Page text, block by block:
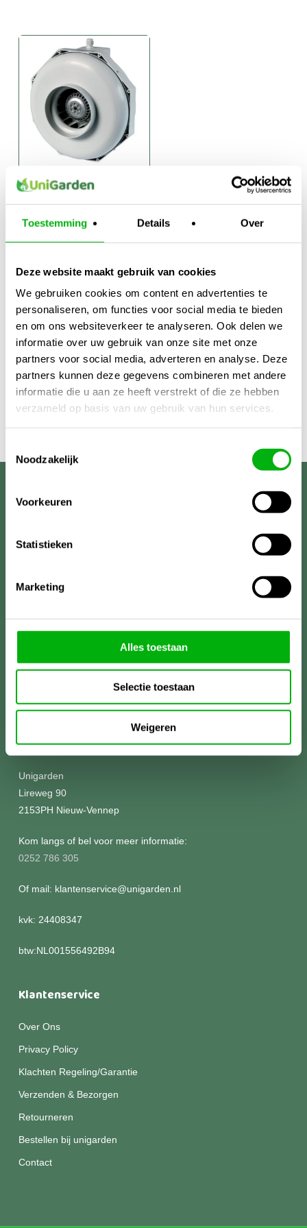
Toestemming Details Over
Deze website maakt gebruik van cookies
We gebruiken cookies om content en advertenties te
personaliseren, om functies voor social media te bieden
en om ons websiteverkeer te analyseren. Ook delen we
informatie over uw gebruik van onze site met onze
partners voor social media, adverteren en analyse. Deze
partners kunnen deze gegevens combineren met andere
informatie die u aan ze heeft verstrekt of die ze hebben
verzameld op basis van uw gebruik van hun services.
Noodzakelijk
Voorkeuren
Statistieken
Marketing
Alles toestaan
Selectie toestaan
Weigeren
Can Fan
Buisventilator
met
Snelheidsregelaar
€159,95Prijsklasse:
€129,95
tot
€159,95
Unigarden
Meer informatie?
Unigarden
Lireweg 90
2153PH Nieuw-Vennep
Kom langs of bel voor meer informatie:
0252 786 305
Of mail: klantenservice@unigarden.nl
kvk: 24408347
btw:NL001556492B94
Klantenservice
Over Ons
Privacy Policy
Klachten Regeling/Garantie
Verzenden & Bezorgen
Retourneren
Bestellen bij unigarden
Contact